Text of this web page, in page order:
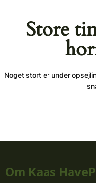
Store
Noget stort er under
Om Kaas